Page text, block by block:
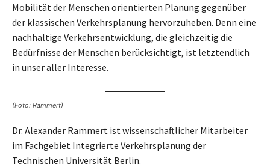
Mobilität der Menschen orientierten Planung gegenüber
der klassischen Verkehrsplanung hervorzuheben. Denn eine
nachhaltige Verkehrsentwicklung, die gleichzeitig die
Bedürfnisse der Menschen berücksichtigt, ist letztendlich
in unser aller Interesse.
(Foto: Rammert)
Dr. Alexander Rammert ist wissenschaftlicher Mitarbeiter
im Fachgebiet Integrierte Verkehrsplanung der
Technischen Universität Berlin.